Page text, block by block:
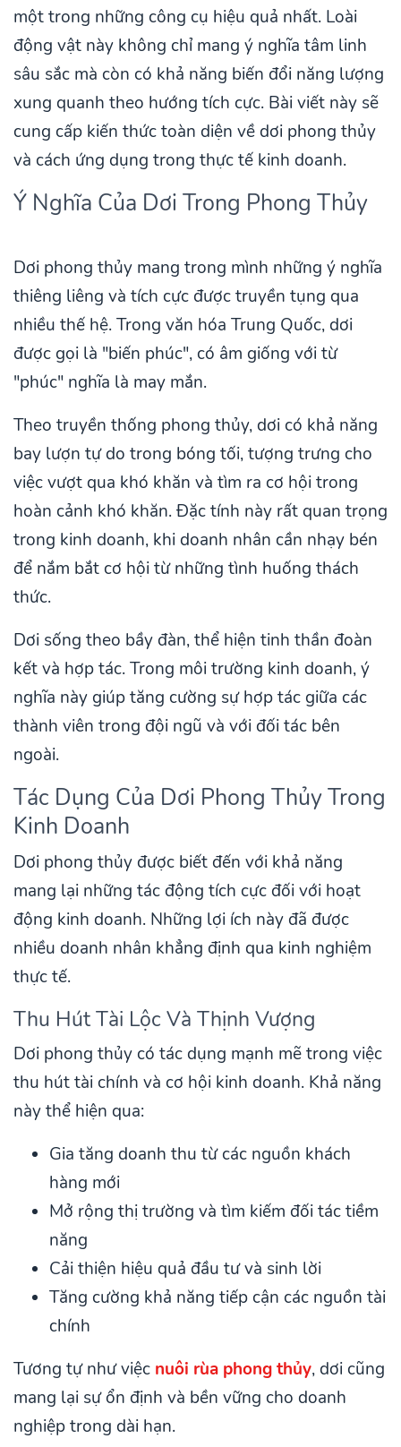
một trong những công cụ hiệu quả nhất. Loài
động vật này không chỉ mang ý nghĩa tâm linh
sâu sắc mà còn có khả năng biến đổi năng lượng
xung quanh theo hướng tích cực. Bài viết này sẽ
cung cấp kiến thức toàn diện về dơi phong thủy
và cách ứng dụng trong thực tế kinh doanh.
Ý Nghĩa Của Dơi Trong Phong Thủy
Dơi phong thủy mang trong mình những ý nghĩa
thiêng liêng và tích cực được truyền tụng qua
nhiều thế hệ. Trong văn hóa Trung Quốc, dơi
được gọi là "biến phúc", có âm giống với từ
"phúc" nghĩa là may mắn.
Theo truyền thống phong thủy, dơi có khả năng
bay lượn tự do trong bóng tối, tượng trưng cho
việc vượt qua khó khăn và tìm ra cơ hội trong
hoàn cảnh khó khăn. Đặc tính này rất quan trọng
trong kinh doanh, khi doanh nhân cần nhạy bén
để nắm bắt cơ hội từ những tình huống thách
thức.
Dơi sống theo bầy đàn, thể hiện tinh thần đoàn
kết và hợp tác. Trong môi trường kinh doanh, ý
nghĩa này giúp tăng cường sự hợp tác giữa các
thành viên trong đội ngũ và với đối tác bên
ngoài.
Tác Dụng Của Dơi Phong Thủy Trong
Kinh Doanh
Dơi phong thủy được biết đến với khả năng
mang lại những tác động tích cực đối với hoạt
động kinh doanh. Những lợi ích này đã được
nhiều doanh nhân khẳng định qua kinh nghiệm
thực tế.
Thu Hút Tài Lộc Và Thịnh Vượng
Dơi phong thủy có tác dụng mạnh mẽ trong việc
thu hút tài chính và cơ hội kinh doanh. Khả năng
này thể hiện qua:
Gia tăng doanh thu từ các nguồn khách
hàng mới
Mở rộng thị trường và tìm kiếm đối tác tiềm
năng
Cải thiện hiệu quả đầu tư và sinh lời
Tăng cường khả năng tiếp cận các nguồn tài
chính
Tương tự như việc nuôi rùa phong thủy, dơi cũng
mang lại sự ổn định và bền vững cho doanh
nghiệp trong dài hạn.